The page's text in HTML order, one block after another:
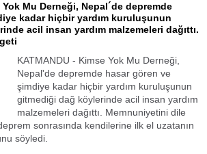
Yok Mu Derneği, Nepal´de depremde
kadar hiçbir yardım kuruluşunun
acil insan yardım malzemeleri dağıttı.
KATMANDU - Kimse Yok Mu Derneği,
Nepal'de depremde hasar gören ve
şimdiye kadar hiçbir yardım kuruluşunun
gitmediği dağ köylerinde acil insan yardım
malzemeleri dağıttı. Memnuniyetini dile
sonrasında kendilerine ilk el uzatanın
söyledi.